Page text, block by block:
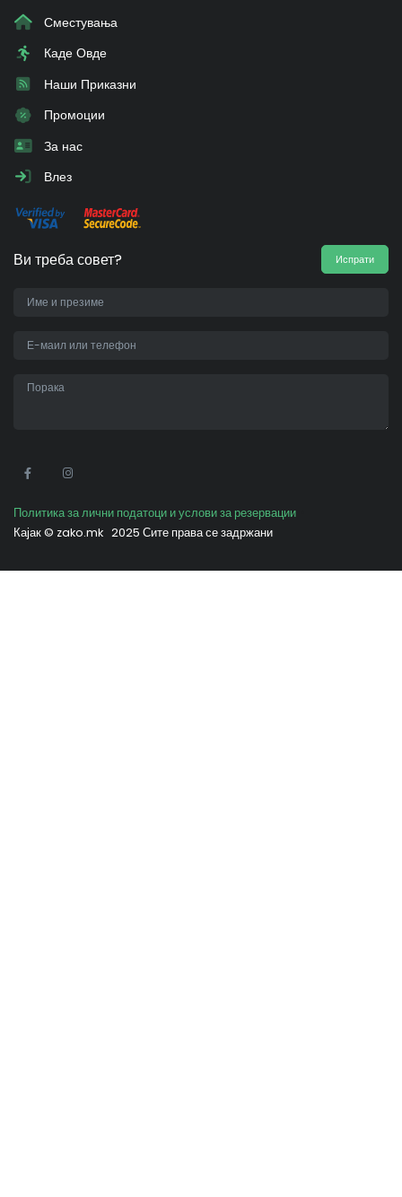
Сместувања
Каде Овде
Наши Приказни
Промоции
За нас
Влез
Ви треба совет? Испрати
Политика за лични податоци и услови за резервации
Кајак © zako.mk 2025 Сите права се задржани